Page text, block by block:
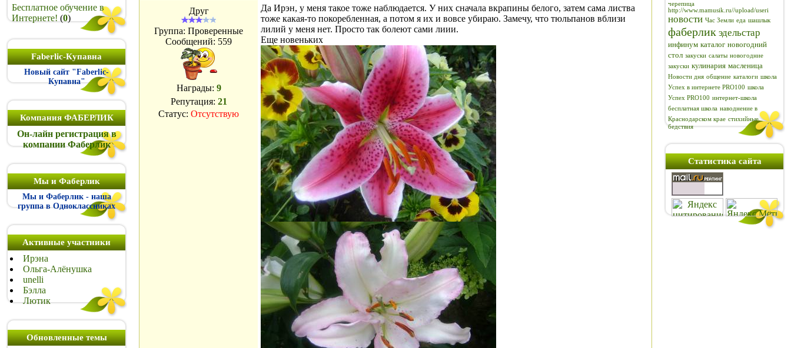
Бесплатное обучение в
Интернете! (0)
Faberlic-Купавна
Новый сайт "Faberlic-
Купавна"
Компания ФАБЕРЛИК
Он-лайн регистрация в
компании Фаберлик
Мы и Фаберлик
Мы и Фаберлик - наша
группа в Одноклассниках
Активные участники
Ирэна
Ольга-Алёнушка
unelli
Бэлла
Лютик
Обновленные темы
Друг
Группа: Проверенные
Сообщений: 559
Награды: 9
Репутация: 21
Статус: Отсутствую
Да Ирэн, у меня такое тоже наблюдается. У них сначала вкрапины белого, затем сама листва
тоже какая-то покоребленная, а потом я их и вовсе убираю. Замечу, что тюльпанов вблизи
лилий у меня нет. Просто так болеют сами лиии.
Еще новеньких
черепица
http://www.mamusik.ru//upload/useri
новости Час Земли еда шашлык
фаберлик эдельстар
инфинум каталог новогодний
стол закуски салаты новогодние
закуски кулинария масленица
Новости дня общение каталоги школа
Успех в интернете PRO100 школа
Успех PRO100 интернет-школа
бесплатная школа наводнение в
Краснодарском крае стихийные
бедствия
Статистика сайта